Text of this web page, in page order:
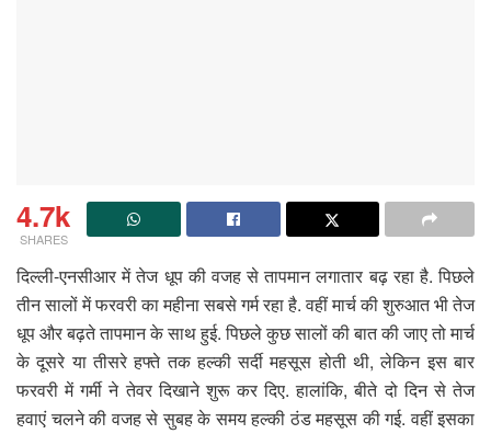
4.7k
SHARES
दिल्ली-एनसीआर में तेज धूप की वजह से तापमान लगातार बढ़ रहा है. पिछले
तीन सालों में फरवरी का महीना सबसे गर्म रहा है. वहीं मार्च की शुरुआत भी तेज
धूप और बढ़ते तापमान के साथ हुई. पिछले कुछ सालों की बात की जाए तो मार्च
के दूसरे या तीसरे हफ्ते तक हल्की सर्दी महसूस होती थी, लेकिन इस बार
फरवरी में गर्मी ने तेवर दिखाने शुरू कर दिए. हालांकि, बीते दो दिन से तेज
हवाएं चलने की वजह से सुबह के समय हल्की ठंड महसूस की गई. वहीं इसका